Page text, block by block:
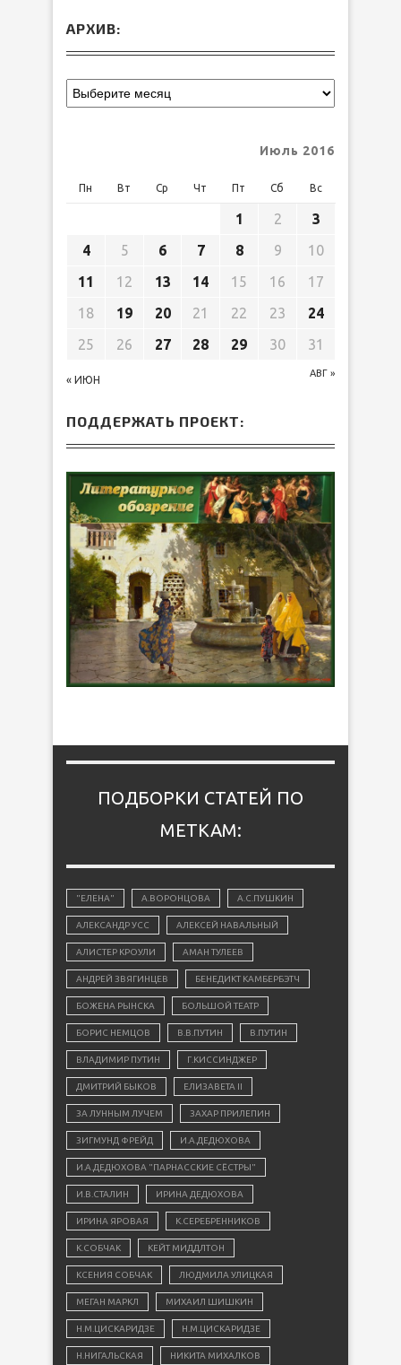
АРХИВ:
Июль 2016
Пн Вт Ср Чт Пт Сб Вс
« ИЮН
АВГ »
1 2
3
4
5 6 7 8 9
10
11
12 13 14 15 16
17
18
19 20 21 22 23
24
25
26 27 28 29 30 31
ПОДДЕРЖАТЬ ПРОЕКТ:
ПОДБОРКИ СТАТЕЙ ПО
МЕТКАМ:
"ЕЛЕНА" А.ВОРОНЦОВА А.С.ПУШКИН
АЛЕКСАНДР УСС АЛЕКСЕЙ НАВАЛЬНЫЙ
АЛИСТЕР КРОУЛИ АМАН ТУЛЕЕВ
АНДРЕЙ ЗВЯГИНЦЕВ БЕНЕДИКТ КАМБЕРБЭТЧ
БОЖЕНА РЫНСКА БОЛЬШОЙ ТЕАТР
БОРИС НЕМЦОВ В.В.ПУТИН В.ПУТИН
ВЛАДИМИР ПУТИН Г.КИССИНДЖЕР
ДМИТРИЙ БЫКОВ ЕЛИЗАВЕТА II
ЗА ЛУННЫМ ЛУЧЕМ ЗАХАР ПРИЛЕПИН
ЗИГМУНД ФРЕЙД И.А.ДЕДЮХОВА
И.А.ДЕДЮХОВА "ПАРНАССКИЕ СЁСТРЫ"
И.В.СТАЛИН ИРИНА ДЕДЮХОВА
ИРИНА ЯРОВАЯ К.СЕРЕБРЕННИКОВ
К.СОБЧАК КЕЙТ МИДДЛТОН
КСЕНИЯ СОБЧАК ЛЮДМИЛА УЛИЦКАЯ
МЕГАН МАРКЛ МИХАИЛ ШИШКИН
Н.М.ЦИСКАРИДЗЕ Н.М.ЦИСКАРИДЗЕ
Н.НИГАЛЬСКАЯ НИКИТА МИХАЛКОВ